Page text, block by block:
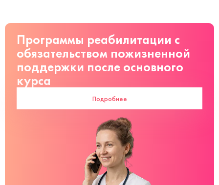
Программы реабилитации с
обязательством пожизненной
поддержки после основного
курса
Подробнее